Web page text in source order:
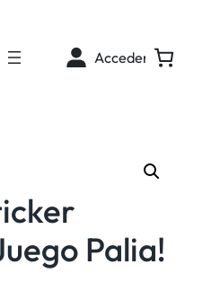
Acceder
Palia!